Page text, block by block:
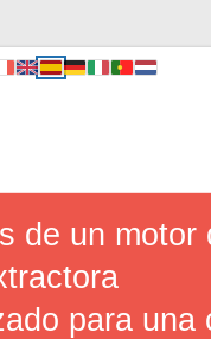
de un motor
para una